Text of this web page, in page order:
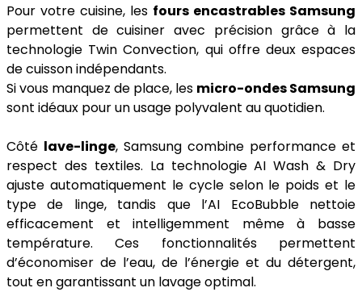
Pour votre cuisine, les fours encastrables Samsung
permettent de cuisiner avec précision grâce à la
technologie Twin Convection, qui offre deux espaces
de cuisson indépendants.
Si vous manquez de place, les micro-ondes Samsung
sont idéaux pour un usage polyvalent au quotidien.
Côté lave-linge, Samsung combine performance et
respect des textiles. La technologie AI Wash & Dry
ajuste automatiquement le cycle selon le poids et le
type de linge, tandis que l’AI EcoBubble nettoie
efficacement et intelligemment même à basse
température. Ces fonctionnalités permettent
d’économiser de l’eau, de l’énergie et du détergent,
tout en garantissant un lavage optimal.